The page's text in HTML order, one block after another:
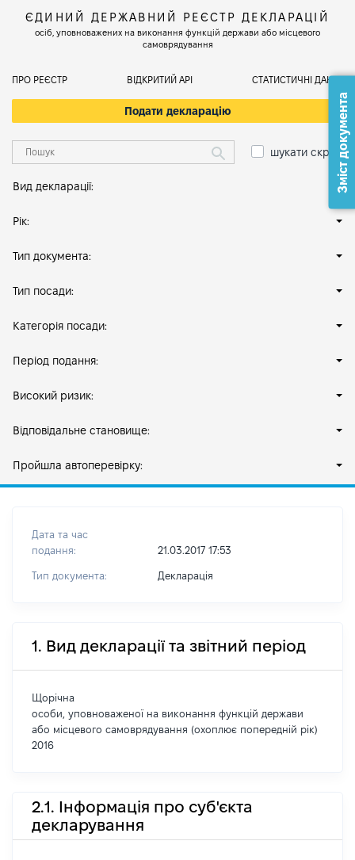
ЄДИНИЙ ДЕРЖАВНИЙ РЕЄСТР ДЕКЛАРАЦІЙ
осіб, уповноважених на виконання функцій держави або місцевого
самоврядування
ПРО РЕЄСТР ВІДКРИТИЙ АРІ СТАТИСТИЧНІ ДАНІ
Подати декларацію
шукати скрізь
Вид декларації:
Рік:
Тип документа:
Тип посади:
Категорія посади:
Період подання:
Високий ризик:
Відповідальне становище:
Пройшла автоперевірку:
Дата та час
подання:
21.03.2017 17:53
Тип документа: Декларація
1. Вид декларації та звітний період
Щорічна
особи, уповноваженої на виконання функцій держави
або місцевого самоврядування (охоплює попередній рік)
2016
2.1. Інформація про суб'єкта
декларування
Зміст документа